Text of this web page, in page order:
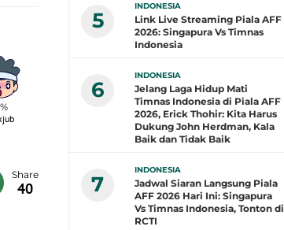
40
5
INDONESIA
Link Live Streaming Piala AFF
2026: Singapura Vs Timnas
Indonesia
6
INDONESIA
Jelang Laga Hidup Mati
Timnas Indonesia di Piala AFF
2026, Erick Thohir: Kita Harus
Dukung John Herdman, Kala
Baik dan Tidak Baik
7
INDONESIA
Jadwal Siaran Langsung Piala
AFF 2026 Hari Ini: Singapura
Vs Timnas Indonesia, Tonton di
RCTI